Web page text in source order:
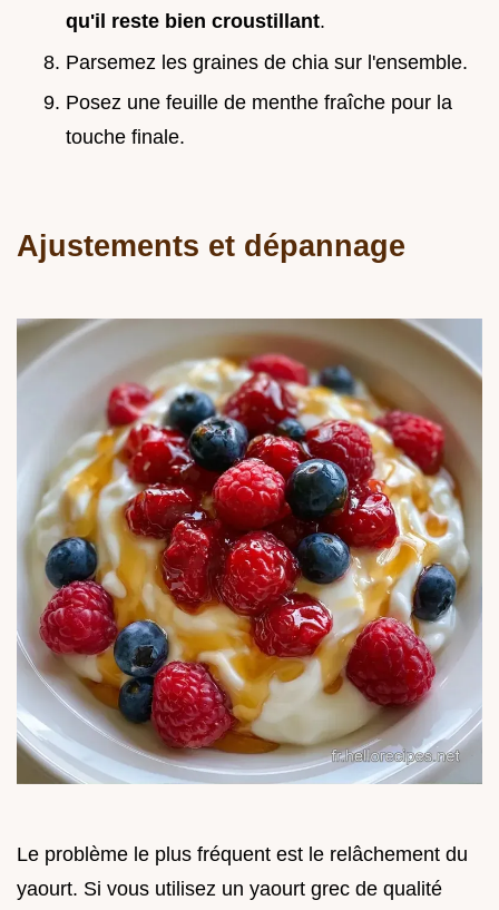
qu'il reste bien croustillant.
Parsemez les graines de chia sur l'ensemble.
Posez une feuille de menthe fraîche pour la
touche finale.
Ajustements et dépannage
Le problème le plus fréquent est le relâchement du
yaourt. Si vous utilisez un yaourt grec de qualité